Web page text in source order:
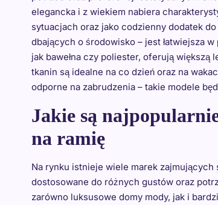
elegancka i z wiekiem nabiera
sytuacjach oraz jako codzienny dodatek
dbających o środowisko – jest łatwiejsza
jak bawełna czy poliester, oferują
tkanin są idealne na co dzień oraz na
odporne na zabrudzenia – takie modele
Jakie są
na ramię
Na rynku istnieje wiele marek
dostosowane do różnych gustów oraz
zarówno luksusowe domy mody, jak i